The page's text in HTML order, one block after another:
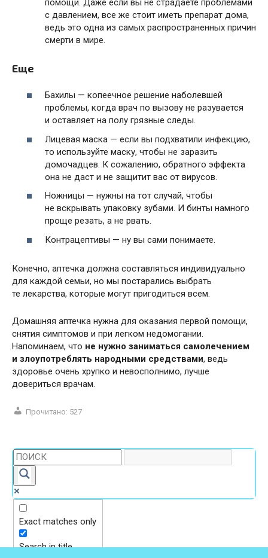
с давлением, все же стоит иметь препарат дома,
ведь это одна из самых распространенных причин
смерти в мире.
Еще
Бахилы — копеечное решение наболевшей
проблемы, когда врач по вызову не разувается
и оставляет на полу грязные следы.
Лицевая маска — если вы подхватили инфекцию,
то используйте маску, чтобы не заразить
домочадцев. К сожалению, обратного эффекта
она не даст и не защитит вас от вирусов.
Ножницы — нужны на тот случай, чтобы
не вскрывать упаковку зубами. И бинты намного
проще резать, а не рвать.
Контрацептивы — ну вы сами понимаете.
Конечно, аптечка должна составляться индивидуально
для каждой семьи, но мы постарались выбрать
те лекарства, которые могут пригодиться всем.
Домашняя аптечка нужна для оказания первой помощи,
снятия симптомов и при легком недомогании.
Напоминаем, что не нужно заниматься самолечением
и злоупотреблять народными средствами, ведь
здоровье очень хрупко и невосполнимо, лучше
довериться врачам.
Прочитано: 527
Exact matches only
Search in title